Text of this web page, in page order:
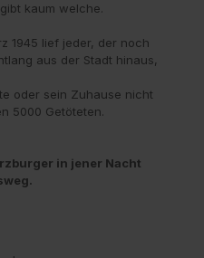
kaum welche.
1945 lief jeder, der noch
aus der Stadt hinaus,
oder sein Zuhause nicht
5000 Getöteten.
in jener Nacht